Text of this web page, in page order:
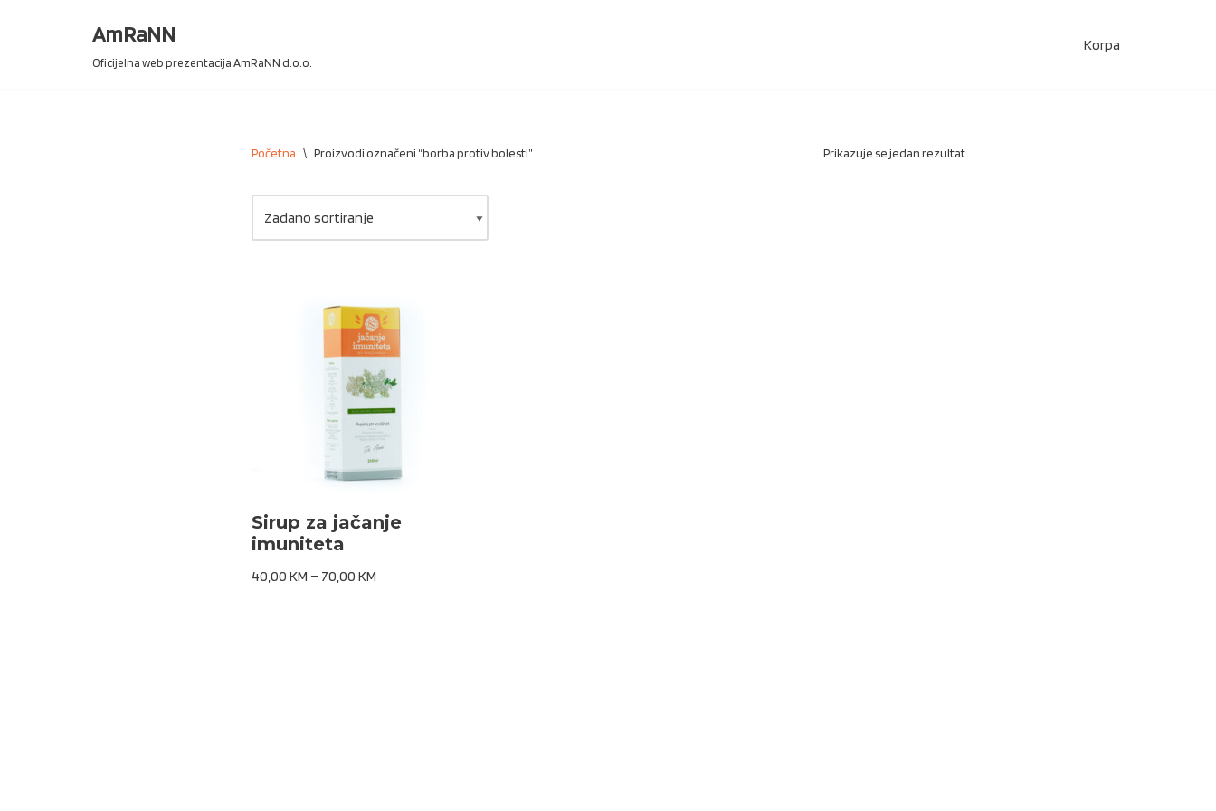
AmRaNN
Oficijelna web prezentacija AmRaNN d.o.o.
Korpa
Početna \ Proizvodi označeni “borba protiv bolesti” Prikazuje se jedan rezultat
Sirup za jačanje
imuniteta
40,00 KM – 70,00 KM